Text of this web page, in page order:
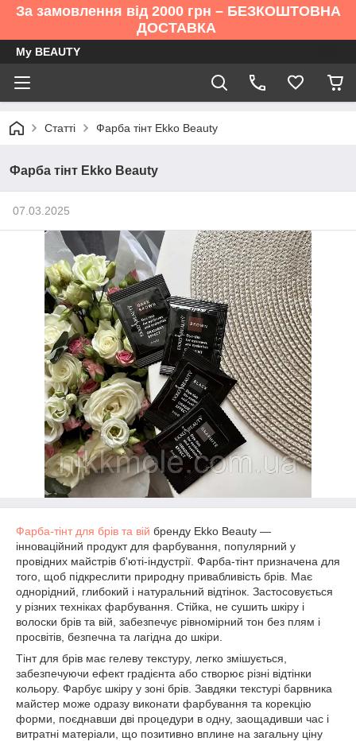
За замовлення від 2000 грн – БЕЗКОШТОВНА
ДОСТАВКА
My BEAUTY
Статті Фарба тінт Ekko Beauty
Фарба тінт Ekko Beauty
07.03.2025
Фарба-тінт для брів та вій бренду Ekko Beauty —
інноваційний продукт для фарбування, популярний у
провідних майстрів б'юті-індустрії. Фарба-тінт призначена для
того, щоб підкреслити природну привабливість брів. Має
однорідний, глибокий і натуральний відтінок. Застосовується
у різних техніках фарбування. Стійка, не сушить шкіру і
волоски брів та вій, забезпечує рівномірний тон без плям і
просвітів, безпечна та лагідна до шкіри.
Тінт для брів має гелеву текстуру, легко змішується,
забезпечуючи ефект градієнта або створює різні відтінки
кольору. Фарбує шкіру у зоні брів. Завдяки текстурі барвника
майстер може одразу виконати фарбування та корекцію
форми, поєднавши дві процедури в одну, заощадивши час і
витратні матеріали, що позитивно вплине на загальну ціну